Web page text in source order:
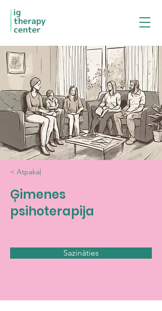
< Atpakaļ
Ģimenes
psihoterapija
Sazināties